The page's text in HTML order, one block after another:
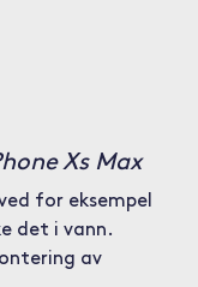
Xs Max
for eksempel
det i vann.
av